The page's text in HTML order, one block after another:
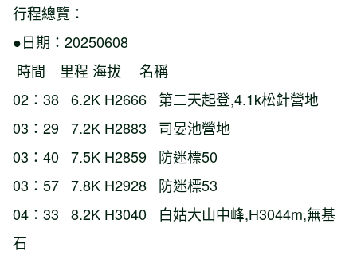
行程總覽：
●日期：20250608
時間 里程 海拔 名稱
02：38 6.2K H2666 第二天起登,4.1k松針營地
03：29 7.2K H2883 司晏池營地
03：40 7.5K H2859 防迷標50
03：57 7.8K H2928 防迷標53
04：33 8.2K H3040 白姑大山中峰,H3044m,無基
石